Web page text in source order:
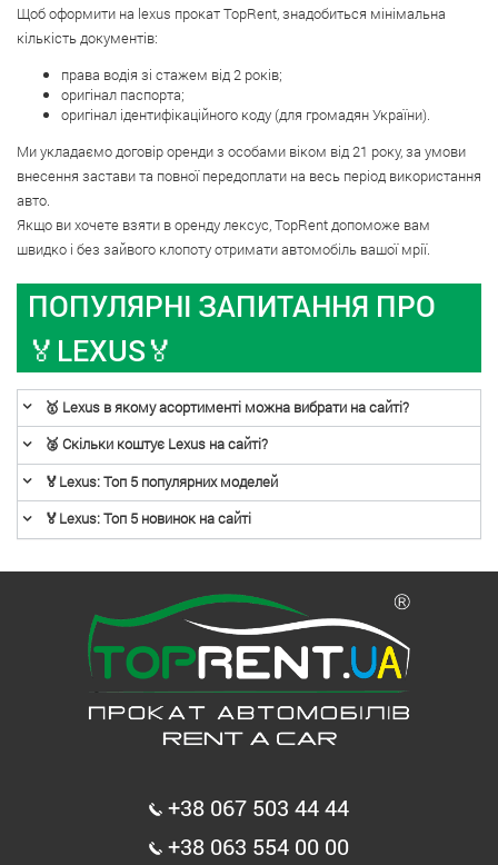
Щоб оформити на lexus прокат TopRent, знадобиться мінімальна
кількість документів:
права водія зі стажем від 2 років;
оригінал паспорта;
оригінал ідентифікаційного коду (для громадян України).
Ми укладаємо договір оренди з особами віком від 21 року, за умови
внесення застави та повної передоплати на весь період використання
авто.
Якщо ви хочете взяти в оренду лексус, TopRent допоможе вам
швидко і без зайвого клопоту отримати автомобіль вашої мрії.
ПОПУЛЯРНI ЗАПИТАННЯ ПРО
🏅LEXUS🏅
🥇 Lexus в якому асортименті можна вибрати на сайті?
🥈 Скільки коштує Lexus на сайті?
🏅Lexus: Топ 5 популярних моделей
🏅Lexus: Топ 5 новинок на сайті
+38 067 503 44 44
+38 063 554 00 00